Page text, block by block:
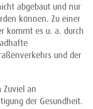
abgebaut und nur
können. Zu einer
kommt es u. a. durch
und der
Zuviel an
der Gesundheit.